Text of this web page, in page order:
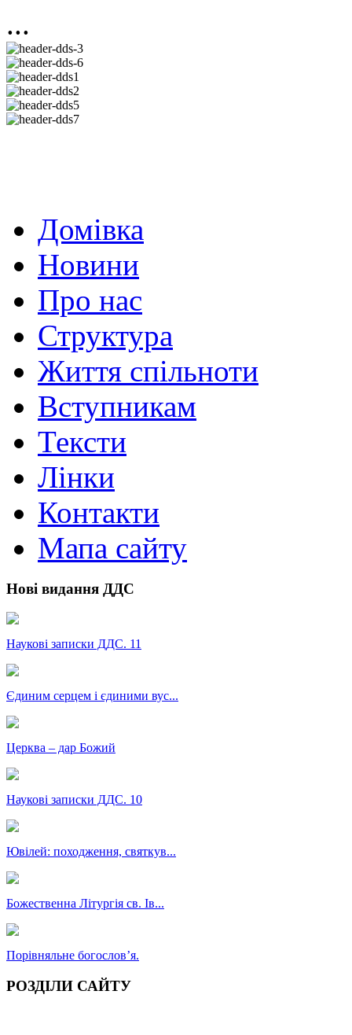
...
Домівка
Новини
Про нас
Структура
Життя спільноти
Вступникам
Тексти
Лінки
Контакти
Мапа сайту
Нові видання ДДС
Наукові записки ДДС. 11
Єдиним серцем і єдиними вус...
Церква – дар Божий
Наукові записки ДДС. 10
Ювілей: походження, святкув...
Божественна Літургія св. Ів...
Порівняльне богословʼя.
РОЗДІЛИ САЙТУ